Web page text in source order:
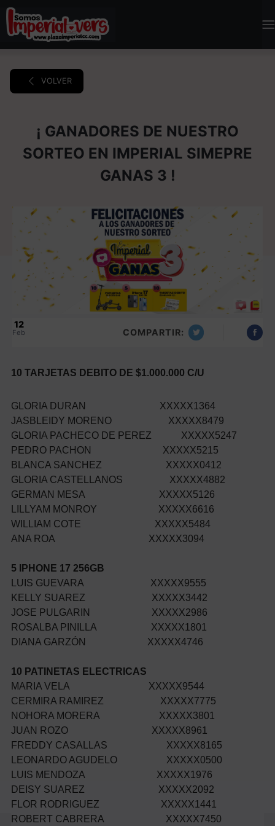
VOLVER
¡ GANADORES DE NUESTRO
SORTEO EN IMPERIAL SIMEPRE
GANAS 3 !
12
Feb COMPARTIR:
10 TARJETAS DEBITO DE $1.000.000 C/U
GLORIA DURAN XXXXX1364
JASBLEIDY MORENO XXXXX8479
GLORIA PACHECO DE PEREZ XXXXX5247
PEDRO PACHON XXXXX5215
BLANCA SANCHEZ XXXXX0412
GLORIA CASTELLANOS XXXXX4882
GERMAN MESA XXXXX5126
LILLYAM MONROY XXXXX6616
WILLIAM COTE XXXXX5484
ANA ROA XXXXX3094
5 IPHONE 17 256GB
LUIS GUEVARA XXXXX9555
KELLY SUAREZ XXXXX3442
JOSE PULGARIN XXXXX2986
ROSALBA PINILLA XXXXX1801
DIANA GARZÓN XXXXX4746
10 PATINETAS ELECTRICAS
MARIA VELA XXXXX9544
CERMIRA RAMIREZ XXXXX7775
NOHORA MORERA XXXXX3801
JUAN ROZO XXXXX8961
FREDDY CASALLAS XXXXX8165
LEONARDO AGUDELO XXXXX0500
LUIS MENDOZA XXXXX1976
DEISY SUAREZ XXXXX2092
FLOR RODRIGUEZ XXXXX1441
ROBERT CABRERA XXXXX7450